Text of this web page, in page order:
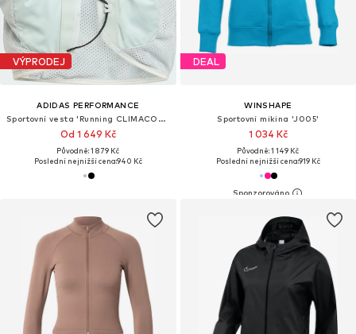
VÝPRODEJ
ADIDAS PERFORMANCE
Sportovní vesta 'Running CLIMACOOL'
Od 1 649 Kč
Původně: 1 879 Kč
Poslední nejnižší cena:940 Kč
DEAL
WINSHAPE
Sportovní mikina 'J005'
1 034 Kč
Původně: 1 149 Kč
Poslední nejnižší cena:919 Kč